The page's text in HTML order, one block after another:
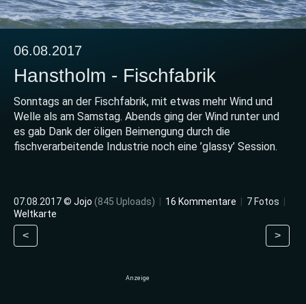
06.08.2017
Hanstholm - Fischfabrik
Sonntags an der Fischfabrik, mit etwas mehr Wind und
Welle als am Samstag. Abends ging der Wind runter und
es gab Dank der öligen Beimengung durch die
fischverarbeitende Industrie noch eine ’glassy’ Session.
07.08.2017 © Jojo (845 Uploads) 16 Kommentare 7 Fotos
Weltkarte
< >